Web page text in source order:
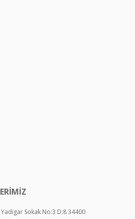
Sokak No:3 D:8 34400